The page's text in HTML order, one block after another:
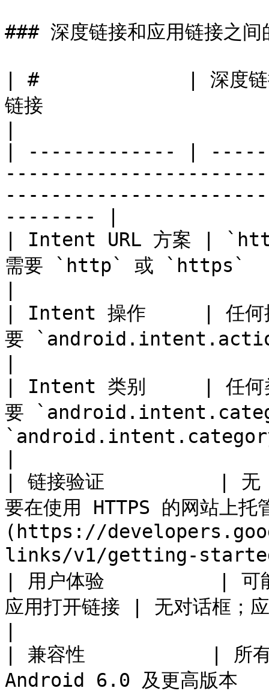
### 深度链接和应用链接之间
| #             | 深度
链接
| ------------- |
-------- |
| Intent URL 方案 |
需要 `http` 或 `https`
| Intent 操作     |
要
| Intent 类别     |
要
| 链接验证
要在使用 HTTPS 的网站
(https://
links/v1/getting-
| 用户体验          | 可能显
应用打开链接 | 无对话框；
| 兼容性           | 所
Android 6.0 及更高版本